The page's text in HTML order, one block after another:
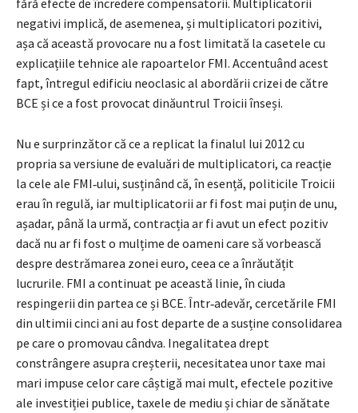
negativi implică, de asemenea, și multiplicatori pozitivi,
așa că această provocare nu a fost limitată la casetele cu
explicațiile tehnice ale rapoartelor FMI. Accentuând acest
fapt, întregul edificiu neoclasic al abordării crizei de către
BCE și ce a fost provocat dinăuntrul Troicii înseși.
Nu e surprinzător că ce a replicat la finalul lui 2012 cu
propria sa versiune de evaluări de multiplicatori, ca reacție
la cele ale FMI‑ului, susținând că, în esență, politicile Troicii
erau în regulă, iar multiplicatorii ar fi fost mai puțin de unu,
așadar, până la urmă, contracția ar fi avut un efect pozitiv
dacă nu ar fi fost o mulțime de oameni care să vorbească
despre destrămarea zonei euro, ceea ce a înrăutățit
lucrurile. FMI a continuat pe această linie, în ciuda
respingerii din partea ce și BCE. Într‑adevăr, cercetările FMI
din ultimii cinci ani au fost departe de a susține consolidarea
pe care o promovau cândva. Inegalitatea drept
constrângere asupra creșterii, necesitatea unor taxe mai
mari impuse celor care câștigă mai mult, efectele pozitive
ale investiției publice, taxele de mediu și chiar de sănătate